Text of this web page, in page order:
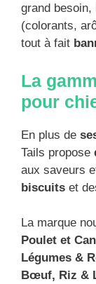
grand besoin,
(colorants,
tout à fait
La
pour
En plus de
Tails propose
aux saveurs
biscuits et
La marque
Poulet et
Légumes &
Bœuf, Riz &